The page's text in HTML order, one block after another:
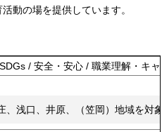
動の場を提供しています。
/ 安全・安心 / 職業理解・キ
、浅口、井原、（笠岡）地域を対